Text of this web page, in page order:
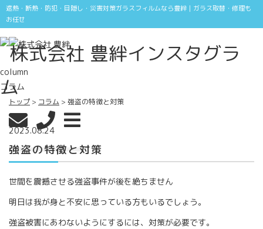
遮熱・断熱・防犯・目隠し・災害対策ガラスフィルムなら豊絆｜ガラス取替・修理も
お任せ
column
コラム
トップ コラム 強盗の特徴と対策
2023.08.24
強盗の特徴と対策
世間を震撼させる強盗事件が後を絶ちません
明日は我が身と不安に思っている方もいるでしょう。
強盗被害にあわないようにするには、対策が必要です。